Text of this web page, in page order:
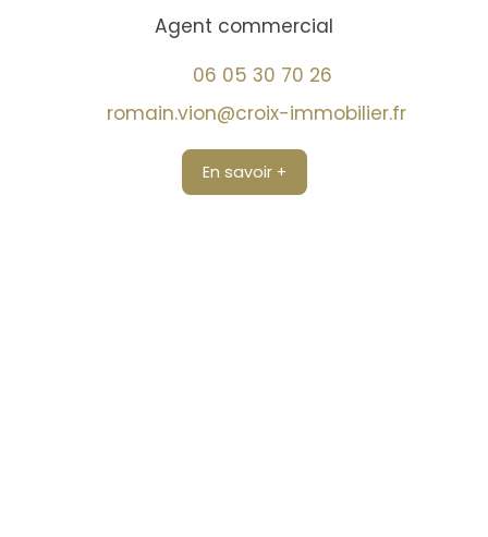
Agent commercial
06 05 30 70 26
romain.vion@croix-immobilier.fr
En savoir +